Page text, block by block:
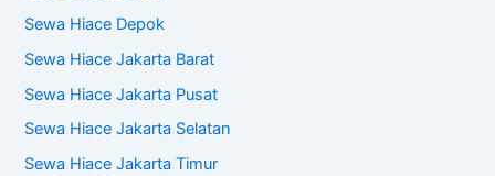
Sewa Hiace Depok
Sewa Hiace Jakarta Barat
Sewa Hiace Jakarta Pusat
Sewa Hiace Jakarta Selatan
Sewa Hiace Jakarta Timur